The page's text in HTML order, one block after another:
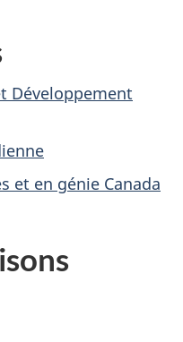
Développement
et en génie Canada